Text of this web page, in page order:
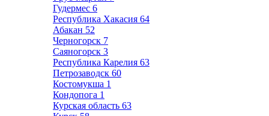
Гудермес 6
Республика Хакасия 64
Абакан 52
Черногорск 7
Саяногорск 3
Республика Карелия 63
Петрозаводск 60
Костомукша 1
Кондопога 1
Курская область 63